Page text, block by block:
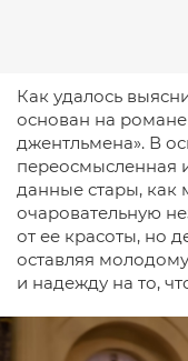
Как удалось
основан на
джентльмена». В
переосмысленная
данные стары, как
очаровательную
от ее красоты, но
оставляя
и надежду на то,